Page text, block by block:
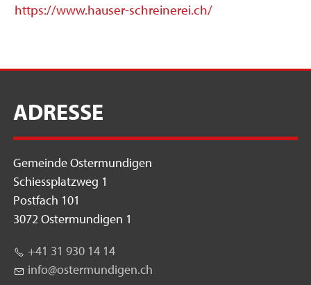
https://www.hauser-schreinerei.ch/
ADRESSE
Gemeinde Ostermundigen
Schiessplatzweg 1
Postfach 101
3072 Ostermundigen 1
+41 31 930 14 14
nf
st rm nd g n ch